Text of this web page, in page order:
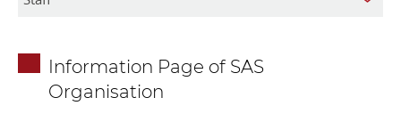
Information Page of SAS
Organisation